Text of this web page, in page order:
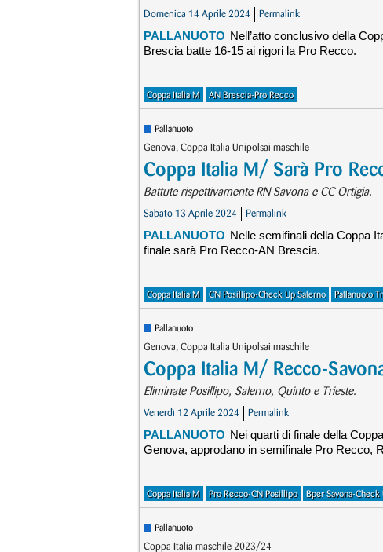
Domenica 14 Aprile 2024 Permalink
PALLANUOTO Nell’atto conclusivo della
Brescia batte 16-15 ai rigori la Pro Recco.
Coppa Italia M AN Brescia-Pro Recco
Pallanuoto
Genova, Coppa Italia Unipolsai maschile
Coppa Italia M/ Sarà Pro
Battute rispettivamente RN Savona e CC Ortigia.
Sabato 13 Aprile 2024 Permalink
PALLANUOTO Nelle semifinali della Coppa
finale sarà Pro Recco-AN Brescia.
Coppa Italia M CN Posillipo-Check Up Salerno Pallanuoto
Pallanuoto
Genova, Coppa Italia Unipolsai maschile
Coppa Italia M/ Recco-
Eliminate Posillipo, Salerno, Quinto e Trieste.
Venerdì 12 Aprile 2024 Permalink
PALLANUOTO Nei quarti di finale della
Genova, approdano in semifinale Pro Recco,
Coppa Italia M Pro Recco-CN Posillipo Bper Savona-Check
Pallanuoto
Coppa Italia maschile 2023/24